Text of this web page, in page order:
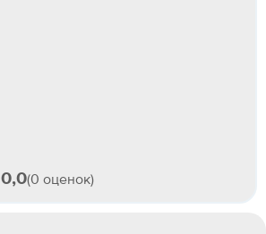
0,0(0 оценок)